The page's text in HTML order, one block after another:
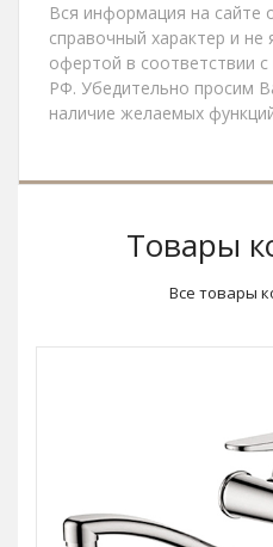
Вся информация на сайте
справочный характер и не
офертой в соответствии
РФ. Убедительно просим
наличие желаемых
Товары
Все товары